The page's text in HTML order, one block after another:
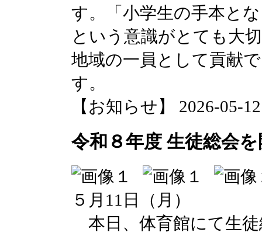
す。「小学生の手本と
という意識がとても大
地域の一員として貢献
す。
【お知らせ】 2026-05-
令和８年度 生徒総会
５月11日（月）
本日、体育館にて生